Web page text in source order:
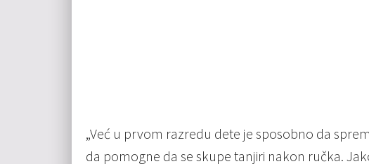
„Već u prvom razredu dete je sposobno da
da pomogne da se skupe tanjiri nakon ručka.